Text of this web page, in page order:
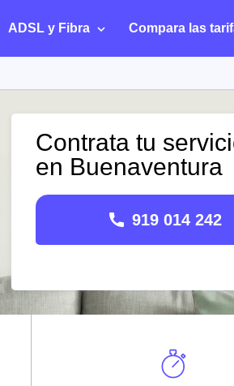
ADSL y Fibra Compara las
Contrata tu
en Buenaventura
919 014 242